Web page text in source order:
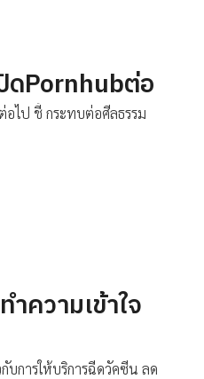
ดPornhubต่อ
ไป ชี้ กระทบต่อศีลธรรม
ความเข้าใจ
กับการให้บริการฉีดวัคซีน ลด